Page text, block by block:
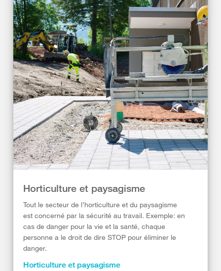
Horticulture et paysagisme
Tout le secteur de l’horticulture et du paysagisme
est concerné par la sécurité au travail. Exemple: en
cas de danger pour la vie et la santé, chaque
personne a le droit de dire STOP pour éliminer le
danger.
Horticulture et paysagisme